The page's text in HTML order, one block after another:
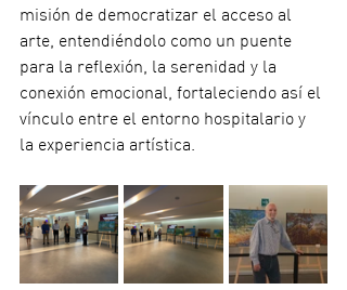
misión de democratizar el acceso al
arte, entendiéndolo como un puente
para la reflexión, la serenidad y la
conexión emocional, fortaleciendo así el
vínculo entre el entorno hospitalario y
la experiencia artística.